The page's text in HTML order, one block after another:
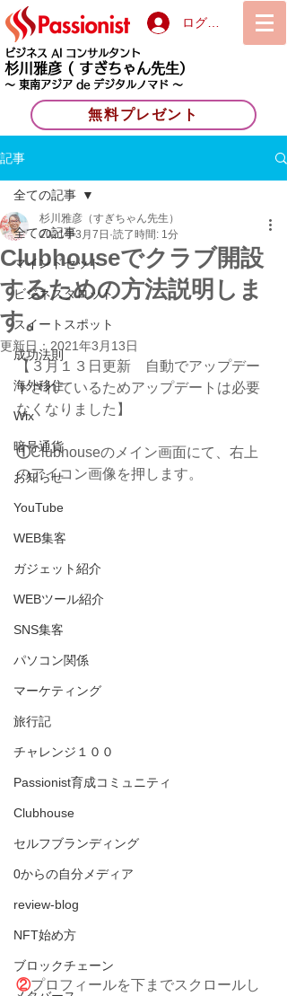
ログイン
ビジネス AI コンサルタント
杉川雅彦 ( すぎちゃん先生）
〜 東南アジア de デジタルノマド 〜
無料プレゼント
記事
全ての記事
マインドセット
ビジネスタロット
スイートスポット
成功法則
海外移住
Wix
暗号通貨
お知らせ
YouTube
WEB集客
ガジェット紹介
WEBツール紹介
SNS集客
パソコン関係
マーケティング
旅行記
チャレンジ１００
Passionist育成コミュニティ
Clubhouse
セルフブランディング
0からの自分メディア
review-blog
NFT始め方
ブロックチェーン
全ての記事
Clubhouseでクラブ開設
するための方法説明しま
す。
杉川雅彦（すぎちゃん先生）
2021年3月7日 読了時間: 1分
更新日： 2021年3月13日
【３月１３日更新　自動でアップデー
トされているためアップデートは必要
なくなりました】
①Clubhouseのメイン画面にて、右上
のアイコン画像を押します。
②プロフィールを下までスクロールし